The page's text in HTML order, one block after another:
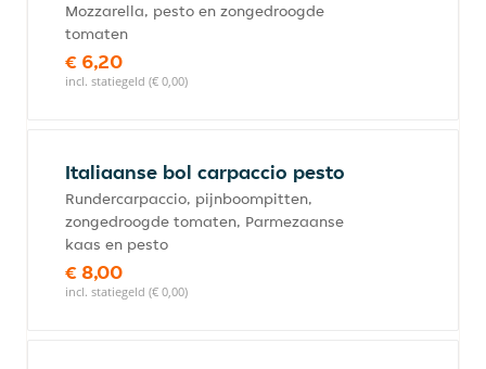
Mozzarella, pesto en zongedroogde
tomaten
€ 6,20
incl. statiegeld (€ 0,00)
Italiaanse bol carpaccio pesto
Rundercarpaccio, pijnboompitten,
zongedroogde tomaten, Parmezaanse
kaas en pesto
€ 8,00
incl. statiegeld (€ 0,00)